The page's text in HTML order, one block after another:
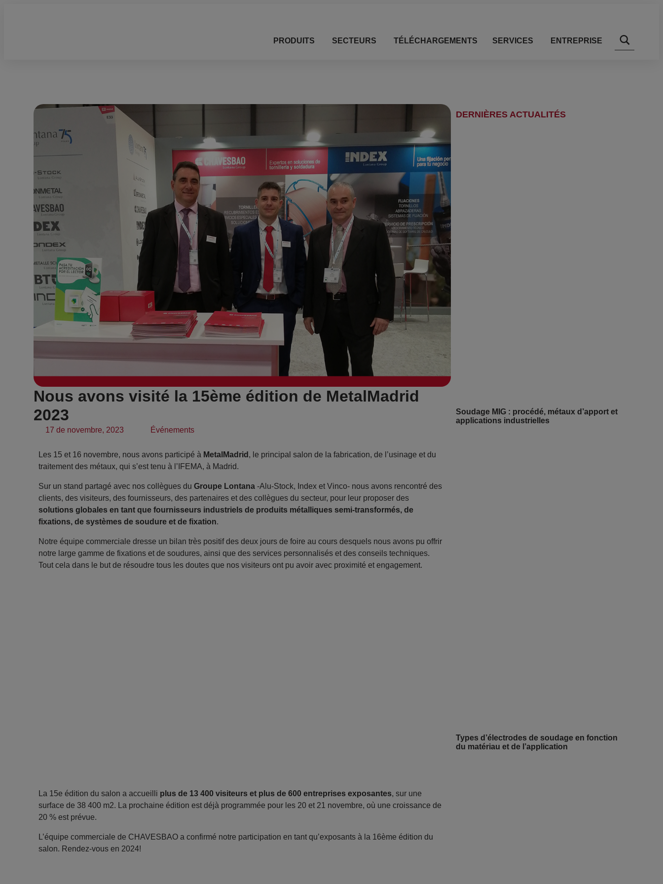
PRODUITS SECTEURS TÉLÉCHARGEMENTS SERVICES ENTREPRISE
Nous avons visité la 15ème édition de MetalMadrid
2023
17 de novembre, 2023 Événements
Les 15 et 16 novembre, nous avons participé à MetalMadrid , le principal salon de la fabrication, de l’usinage et du
traitement des métaux, qui s’est tenu à l’IFEMA, à Madrid.
Sur un stand partagé avec nos collègues du Groupe Lontana -Alu-Stock, Index et Vinco- nous avons rencontré des
clients, des visiteurs, des fournisseurs, des partenaires et des collègues du secteur, pour leur proposer des
solutions globales en tant que fournisseurs industriels de produits métalliques semi-transformés, de
fixations, de systèmes de soudure et de fixation.
Notre équipe commerciale dresse un bilan très positif des deux jours de foire au cours desquels nous avons pu offrir
notre large gamme de fixations et de soudures, ainsi que des services personnalisés et des conseils techniques.
Tout cela dans le but de résoudre tous les doutes que nos visiteurs ont pu avoir avec proximité et engagement.
La 15e édition du salon a accueilli plus de 13 400 visiteurs et plus de 600 entreprises exposantes, sur une
surface de 38 400 m2. La prochaine édition est déjà programmée pour les 20 et 21 novembre, où une croissance de
20 % est prévue.
L’équipe commerciale de CHAVESBAO a confirmé notre participation en tant qu’exposants à la 16ème édition du
salon. Rendez-vous en 2024!
DERNIÈRES ACTUALITÉS
Soudage MIG : procédé, métaux d’apport et
applications industrielles
Types d’électrodes de soudage en fonction
du matériau et de l’application